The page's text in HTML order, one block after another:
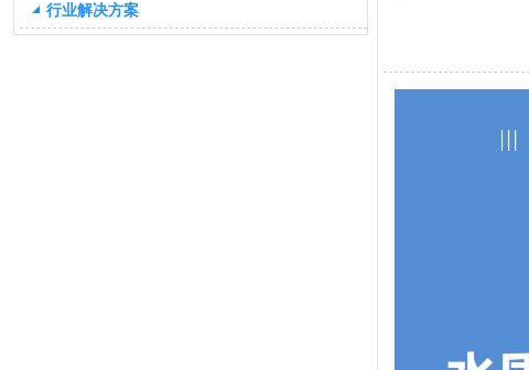
行业解决方案